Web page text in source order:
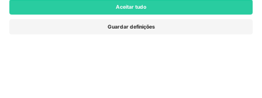
Newark, Delaware 19713, United
States
Engelberg, Switzerland